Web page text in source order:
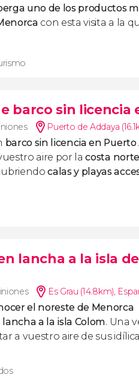
uno de los productos
con esta visita a la
barco sin licencia
Puerto de Addaya
barco sin licencia en Puerto
aire por lacosta
calas y playas
lancha a la isla
Es Grau (14.8km),
el noreste de Menorca
a la isla Colom. Una
a vuestro aire de sus